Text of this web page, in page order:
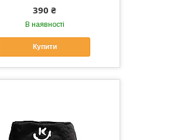
390 ₴
В наявності
Купити